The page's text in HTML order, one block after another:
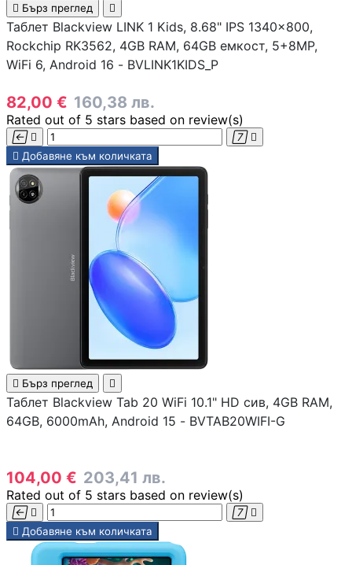

Преносими
устройства
 Бърз преглед 
Таблет Blackview LINK 1 Kids, 8.68" IPS 1340x800,
Rockchip RK3562, 4GB RAM, 64GB емкост, 5+8MP,
WiFi 6, Android 16 - BVLINK1KIDS_P
82,00 € 160,38 лв.
Rated out of 5 stars based on review(s)
   
 Добавяне към количката
 Бърз преглед 
Таблет Blackview Tab 20 WiFi 10.1" HD сив, 4GB RAM,
64GB, 6000mAh, Android 15 - BVTAB20WIFI-G
104,00 € 203,41 лв.
Rated out of 5 stars based on review(s)
   
 Добавяне към количката